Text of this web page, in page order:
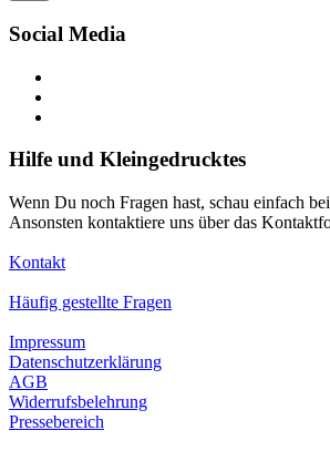
Social Media
Hilfe und Kleingedrucktes
Wenn Du noch Fragen hast, schau einfach
Ansonsten kontaktiere uns über das
Kontakt
Häufig gestellte Fragen
Impressum
Datenschutzerklärung
AGB
Widerrufsbelehrung
Pressebereich